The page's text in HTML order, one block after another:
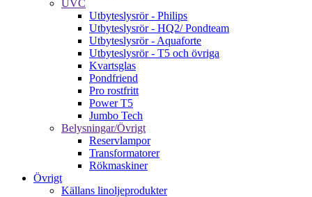
UVC
Utbyteslysrör - Philips
Utbyteslysrör - HQ2/ Pondteam
Utbyteslysrör - Aquaforte
Utbyteslysrör - T5 och övriga
Kvartsglas
Pondfriend
Pro rostfritt
Power T5
Jumbo Tech
Belysningar/Övrigt
Reservlampor
Transformatorer
Rökmaskiner
Övrigt
Källans linoljeprodukter